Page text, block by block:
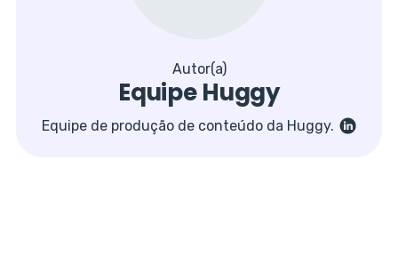
Autor(a)
Equipe Huggy
Equipe de produção de conteúdo da Huggy.